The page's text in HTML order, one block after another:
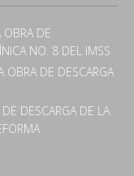
OBRA DE
NO. 8 DEL IMSS
OBRA DE DESCARGA
DESCARGA DE LA